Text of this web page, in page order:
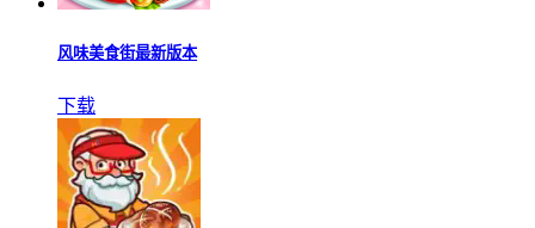
风味美食街最新版本
下载